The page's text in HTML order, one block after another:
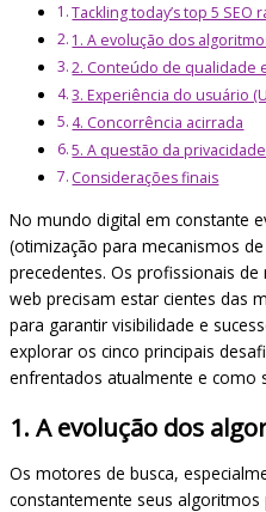
Tackling today’s top 5
1. A evolução dos
2. Conteúdo de qualidade
3. Experiência do usuário
4. Concorrência acirrada
5. A questão da
Considerações finais
No mundo digital em constante
(otimização para mecanismos
precedentes. Os profissionais
web precisam estar cientes das
para garantir visibilidade e
explorar os cinco principais
enfrentados atualmente e como
1. A evolução dos
Os motores de busca,
constantemente seus